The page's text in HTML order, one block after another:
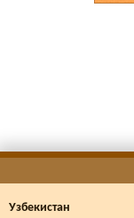
Узбекистан